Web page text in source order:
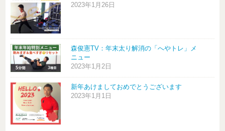
2023年1月26日
森俊憲TV：年末太り解消の「へやトレ」メ
ニュー
2023年1月2日
新年あけましておめでとうございます
2023年1月1日